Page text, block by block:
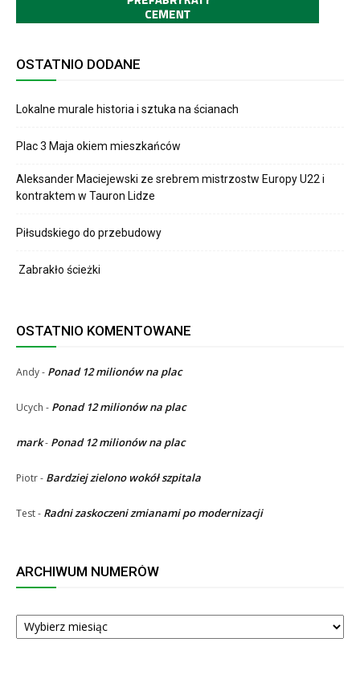
OSTATNIO DODANE
Lokalne murale historia i sztuka na ścianach
Plac 3 Maja okiem mieszkańców
Aleksander Maciejewski ze srebrem mistrzostw Europy U22 i
kontraktem w Tauron Lidze
Piłsudskiego do przebudowy
Zabrakło ścieżki
OSTATNIO KOMENTOWANE
Andy- Ponad 12 milionów na plac
Ucych - Ponad 12 milionów na plac
mark- Ponad 12 milionów na plac
Piotr- Bardziej zielono wokół szpitala
Test- Radni zaskoczeni zmianami po modernizacji
ARCHIWUM NUMERÓW
ARCHIWUM
NUMERÓW